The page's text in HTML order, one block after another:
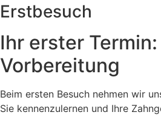
Erstbesuch
Ihr erster
Vorbereitung
Beim ersten Besuch nehmen wir
Sie kennenzulernen und Ihre